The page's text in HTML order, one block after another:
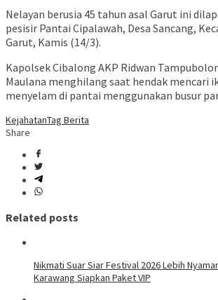
Nelayan berusia 45 tahun asal Garut ini
pesisir Pantai Cipalawah, Desa Sancang,
Garut, Kamis (14/3).
Kapolsek Cibalong AKP Ridwan
Maulana menghilang saat hendak mencari
menyelam di pantai menggunakan busur
KejahatanTag Berita
Share
Related posts
Nikmati Suar Siar Festival 2026 Lebih
Karawang Siapkan Paket VIP